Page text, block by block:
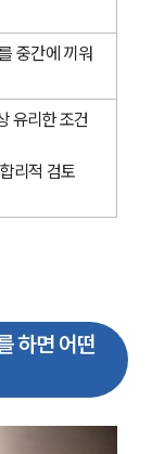
중간에 끼워
유리한 조건
리적 검토
하면 어떤